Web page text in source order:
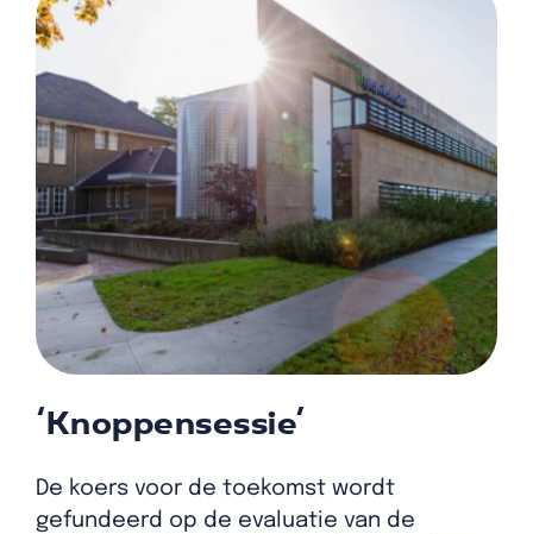
‘Knoppensessie’
De koers voor de toekomst wordt
gefundeerd op de evaluatie van de